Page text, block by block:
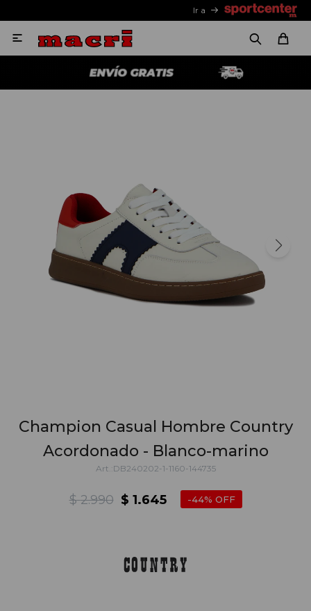
Ir a

Champion Casual Hombre Country
Acordonado - Blanco-marino
DB240202-1-1160-144735
$ 1.645
$ 2.990 44